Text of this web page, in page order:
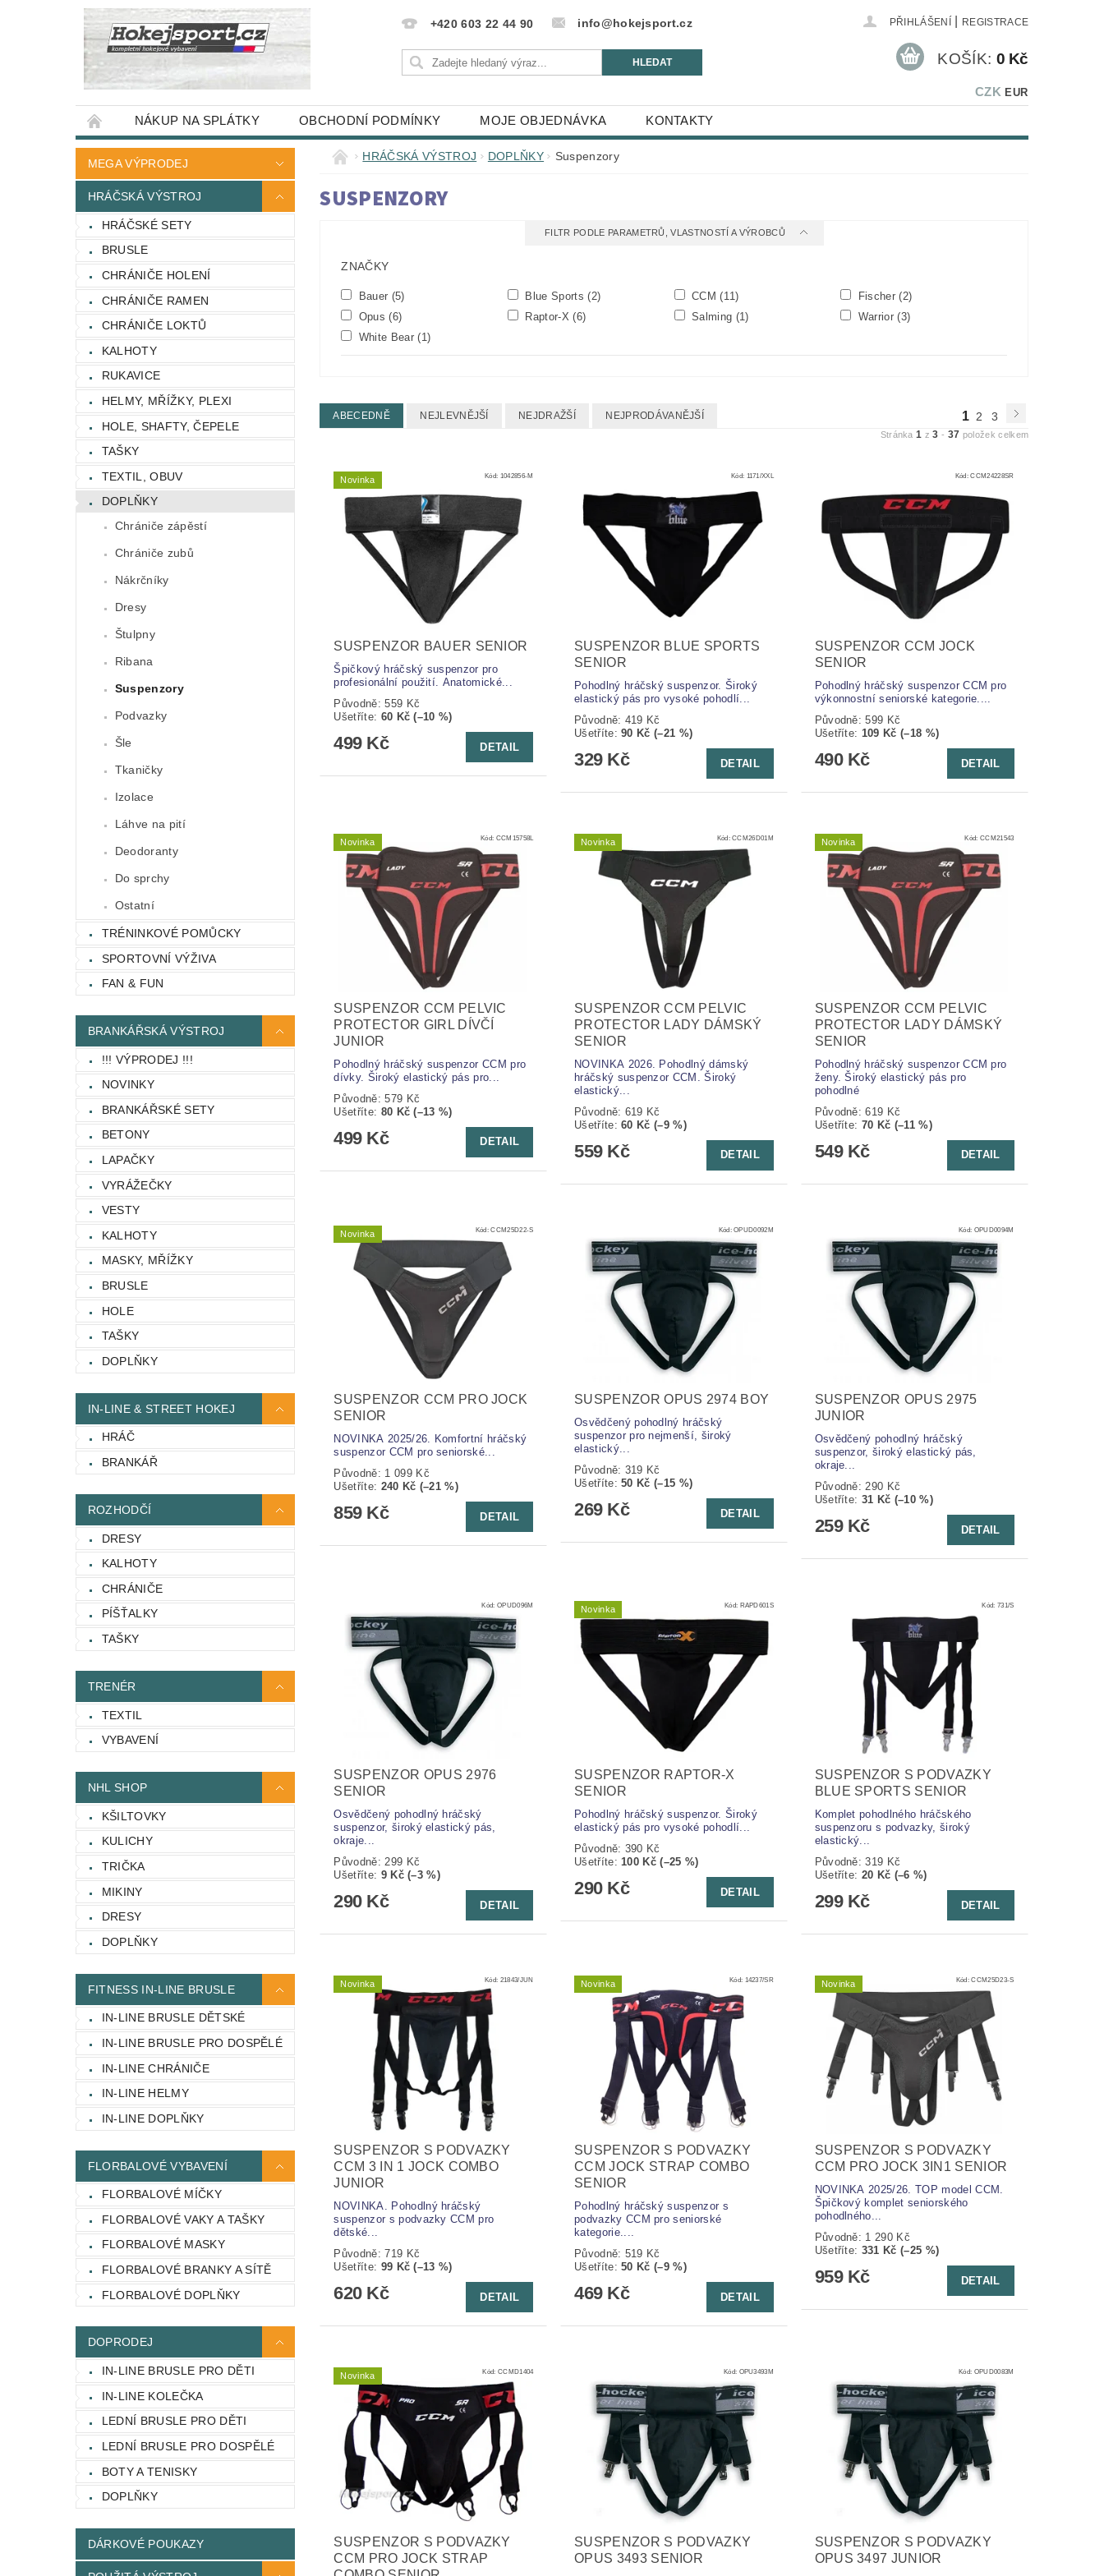
+420 603 22 44 90 info@hokejsport.cz PŘIHLÁŠENÍ REGISTRACE
CZK EUR
KOŠÍK: 0 Kč
NÁKUP NA SPLÁTKY OBCHODNÍ PODMÍNKY MOJE OBJEDNÁVKA KONTAKTY
MEGA VÝPRODEJ
HRÁČSKÁ VÝSTROJ
HRÁČSKÉ SETY
BRUSLE
CHRÁNIČE HOLENÍ
CHRÁNIČE RAMEN
CHRÁNIČE LOKTŮ
KALHOTY
RUKAVICE
HELMY, MŘÍŽKY, PLEXI
HOLE, SHAFTY, ČEPELE
TAŠKY
TEXTIL, OBUV
DOPLŇKY
Chrániče zápěstí
Chrániče zubů
Nákrčníky
Dresy
Štulpny
Ribana
Suspenzory
Podvazky
Šle
Tkaničky
Izolace
Láhve na pití
Deodoranty
Do sprchy
Ostatní
TRÉNINKOVÉ POMŮCKY
SPORTOVNÍ VÝŽIVA
FAN & FUN
BRANKÁŘSKÁ VÝSTROJ
!!! VÝPRODEJ !!!
NOVINKY
BRANKÁŘSKÉ SETY
BETONY
LAPAČKY
VYRÁŽEČKY
VESTY
KALHOTY
MASKY, MŘÍŽKY
BRUSLE
HOLE
TAŠKY
DOPLŇKY
IN-LINE & STREET HOKEJ
HRÁČ
BRANKÁŘ
ROZHODČÍ
DRESY
KALHOTY
CHRÁNIČE
PÍŠŤALKY
TAŠKY
TRENÉR
TEXTIL
VYBAVENÍ
NHL SHOP
KŠILTOVKY
KULICHY
TRIČKA
MIKINY
DRESY
DOPLŇKY
FITNESS IN-LINE BRUSLE
IN-LINE BRUSLE DĚTSKÉ
IN-LINE BRUSLE PRO DOSPĚLÉ
IN-LINE CHRÁNIČE
IN-LINE HELMY
IN-LINE DOPLŇKY
FLORBALOVÉ VYBAVENÍ
FLORBALOVÉ MÍČKY
FLORBALOVÉ VAKY A TAŠKY
FLORBALOVÉ MASKY
FLORBALOVÉ BRANKY A SÍTĚ
FLORBALOVÉ DOPLŇKY
DOPRODEJ
IN-LINE BRUSLE PRO DĚTI
IN-LINE KOLEČKA
LEDNÍ BRUSLE PRO DĚTI
LEDNÍ BRUSLE PRO DOSPĚLÉ
BOTY A TENISKY
DOPLŇKY
DÁRKOVÉ POUKAZY
HRÁČSKÁ VÝSTROJ DOPLŇKY Suspenzory
SUSPENZORY
FILTR PODLE PARAMETRŮ, VLASTNOSTÍ A VÝROBCŮ
ZNAČKY
Bauer (5) Blue Sports(2) CCM(11) Fischer(2)
Opus(6) Raptor-X(6) Salming (1) Warrior(3)
White Bear(1)
ABECEDNĚ NEJLEVNĚJŠÍ NEJDRAŽŠÍ NEJPRODÁVANĚJŠÍ 1 2 3
Stránka1 z3 - 37 položek celkem
Novinka Kód: 1042856-M
SUSPENZOR BAUER SENIOR
Špičkový hráčský suspenzor pro
profesionální použití. Anatomické...
Původně:559 Kč
Ušetříte: 60 Kč (–10 %)
499 Kč DETAIL
Kód: 1171/XXL
SUSPENZOR BLUE SPORTS
SENIOR
Pohodlný hráčský suspenzor. Široký
elastický pás pro vysoké pohodlí...
Původně: 419 Kč
Ušetříte:90 Kč (–21 %)
329 Kč DETAIL
Kód:CCM24228SR
SUSPENZOR CCM JOCK
SENIOR
Pohodlný hráčský suspenzor CCM pro
výkonnostní seniorské kategorie....
Původně:599 Kč
Ušetříte: 109 Kč (–18 %)
490 Kč DETAIL
Novinka Kód: CCM15758L
SUSPENZOR CCM PELVIC
PROTECTOR GIRL DÍVČÍ
JUNIOR
Pohodlný hráčský suspenzor CCM pro
dívky. Široký elastický pás pro...
Původně:579 Kč
Ušetříte: 80 Kč (–13 %)
499 Kč DETAIL
Novinka Kód:CCM26D01M
SUSPENZOR CCM PELVIC
PROTECTOR LADY DÁMSKÝ
SENIOR
NOVINKA 2026. Pohodlný dámský
hráčský suspenzor CCM. Široký
elastický...
Původně: 619 Kč
Ušetříte:60 Kč (–9 %)
559 Kč DETAIL
Novinka Kód:CCM21543
SUSPENZOR CCM PELVIC
PROTECTOR LADY DÁMSKÝ
SENIOR
Pohodlný hráčský suspenzor CCM pro
ženy. Široký elastický pás pro
pohodlné
Původně:619 Kč
Ušetříte: 70 Kč (–11 %)
549 Kč DETAIL
Novinka Kód:CCM25D22-S
SUSPENZOR CCM PRO JOCK
SENIOR
NOVINKA 2025/26. Komfortní hráčský
suspenzor CCM pro seniorské...
Původně: 1 099 Kč
Ušetříte: 240 Kč (–21 %)
859 Kč DETAIL
Kód:OPUD0092M
SUSPENZOR OPUS 2974 BOY
Osvědčený pohodlný hráčský
suspenzor pro nejmenší, široký
elastický...
Původně: 319 Kč
Ušetříte:50 Kč (–15 %)
269 Kč DETAIL
Kód: OPUD0094M
SUSPENZOR OPUS 2975
JUNIOR
Osvědčený pohodlný hráčský
suspenzor, široký elastický pás,
okraje...
Původně:290 Kč
Ušetříte: 31 Kč (–10 %)
259 Kč DETAIL
Kód: OPUD096M
SUSPENZOR OPUS 2976
SENIOR
Osvědčený pohodlný hráčský
suspenzor, široký elastický pás,
okraje...
Původně:299 Kč
Ušetříte: 9 Kč (–3 %)
290 Kč DETAIL
Novinka Kód: RAPD601S
SUSPENZOR RAPTOR-X
SENIOR
Pohodlný hráčský suspenzor. Široký
elastický pás pro vysoké pohodlí...
Původně: 390 Kč
Ušetříte:100 Kč (–25 %)
290 Kč DETAIL
Kód:731/S
SUSPENZOR S PODVAZKY
BLUE SPORTS SENIOR
Komplet pohodlného hráčského
suspenzoru s podvazky, široký
elastický...
Původně:319 Kč
Ušetříte: 20 Kč (–6 %)
299 Kč DETAIL
Novinka Kód: 21843/JUN
SUSPENZOR S PODVAZKY
CCM 3 IN 1 JOCK COMBO
JUNIOR
NOVINKA. Pohodlný hráčský
suspenzor s podvazky CCM pro
dětské...
Původně:719 Kč
Ušetříte: 99 Kč (–13 %)
620 Kč DETAIL
Novinka Kód: 14237/SR
SUSPENZOR S PODVAZKY
CCM JOCK STRAP COMBO
SENIOR
Pohodlný hráčský suspenzor s
podvazky CCM pro seniorské
kategorie....
Původně: 519 Kč
Ušetříte:50 Kč (–9 %)
469 Kč DETAIL
Novinka Kód:CCM25D23-S
SUSPENZOR S PODVAZKY
CCM PRO JOCK 3IN1 SENIOR
NOVINKA 2025/26. TOP model CCM.
Špičkový komplet seniorského
pohodlného...
Původně: 1 290 Kč
Ušetříte: 331 Kč (–25 %)
959 Kč DETAIL
Novinka Kód: CCMD1404
SUSPENZOR S PODVAZKY
CCM PRO JOCK STRAP
Kód: OPU3493M
SUSPENZOR S PODVAZKY
OPUS 3493 SENIOR
Kód: OPUD0083M
SUSPENZOR S PODVAZKY
OPUS 3497 JUNIOR